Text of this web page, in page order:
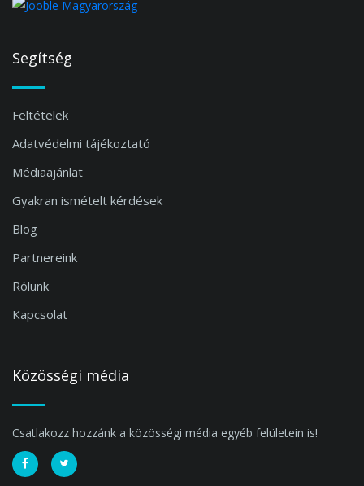
Segítség
Feltételek
Adatvédelmi tájékoztató
Médiaajánlat
Gyakran ismételt kérdések
Blog
Partnereink
Rólunk
Kapcsolat
Közösségi média
Csatlakozz hozzánk a közösségi média egyéb felületein is!